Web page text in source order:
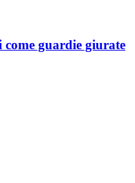
come guardie giurate